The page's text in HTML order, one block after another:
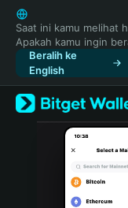
English
日本語
Tiếng Việt
Русский
Español
Türkçe
Italiano
Saat ini kamu melihat
Apakah kamu ingin
Beralih ke
English